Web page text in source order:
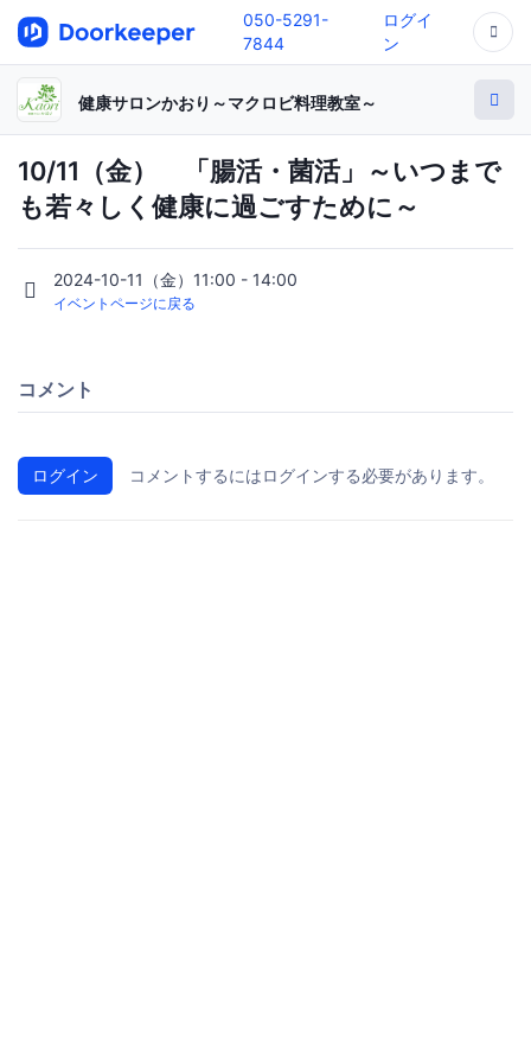
050-5291-
7844
ログイ
ン
健康サロンかおり～マクロビ料理教室～
10/11（金） 「腸活・菌活」～いつまで
も若々しく健康に過ごすために～
2024-10-11（金）11:00 - 14:00
イベントページに戻る
コメント
ログイン コメントするにはログインする必要があります。